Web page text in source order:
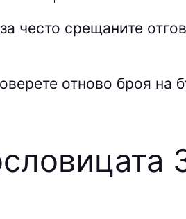
срещаните
отново броя на